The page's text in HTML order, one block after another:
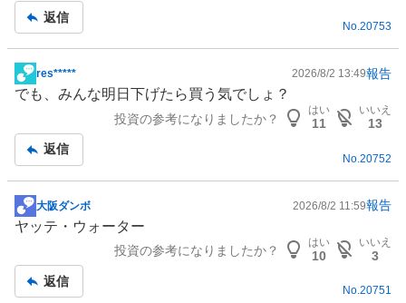
返信
No.20753
掲
示
事
res***** 2026/8/2 13:49報告
でも、みんな明日下げたら買う気でしょ？
投資の参考になりましたか？
はい
11
いいえ
13
返信
No. 20752
掲
示
事
大阪ダンボ 2026/8/2 11:59報告
ヤッテ・ウォーター
投資の参考になりましたか？
はい
10
いいえ
3
返信
No.20751